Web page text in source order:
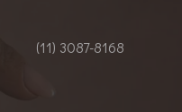
(11) 3087-8168